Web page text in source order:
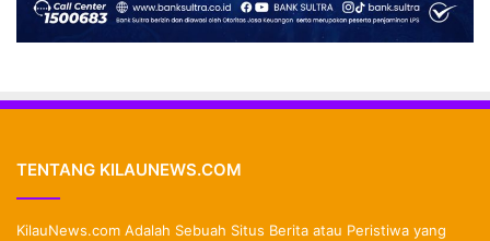
TENTANG KILAUNEWS.COM
KilauNews.com Adalah Sebuah Situs Berita atau Peristiwa yang